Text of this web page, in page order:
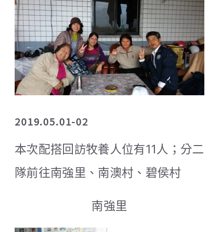
2019.05.01-02
本次配搭回訪牧養人位有11人；分二
隊前往南強里、南澳村、碧侯村
南強里